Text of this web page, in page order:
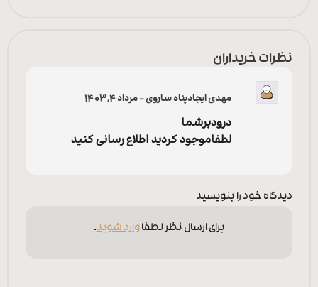
نظرات خریداران
مهدی ایجادپناه ساروی–مرداد 4, 1403
درودبرشما
لطفاموجود کردید اطلاع رسانی کنید
دیدگاه خود را بنویسید
برای ارسال نظر لطفاوارد شوید.